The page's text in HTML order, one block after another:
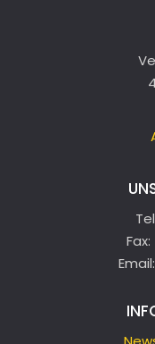
Fax:
Email: